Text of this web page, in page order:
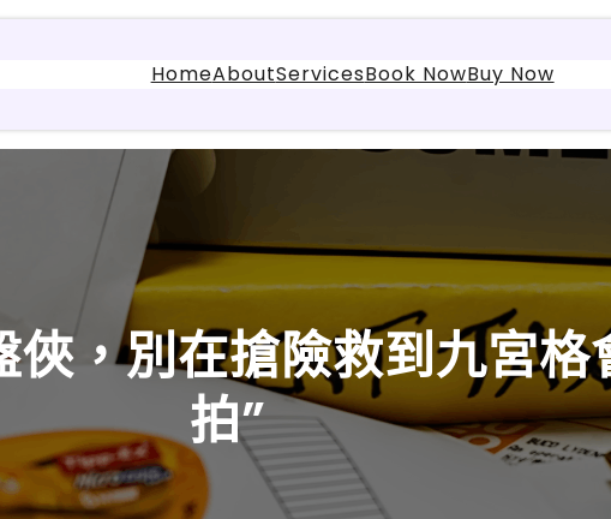
HomeAboutServicesBook NowBuy Now
俠，別在搶險救到九宮
拍”